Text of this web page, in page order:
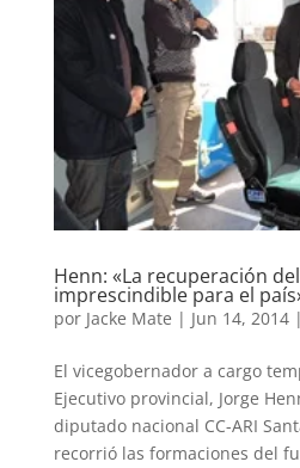
Henn: «La recuperación
imprescindible para el
por Jacke Mate | Jun 14, 2014|
El vicegobernador a cargo
Ejecutivo provincial, Jorge
diputado nacional CC-ARI
recorrió las formaciones del